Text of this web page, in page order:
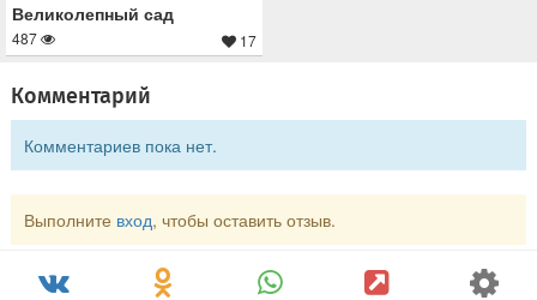
Великолепный сад
487 17
Комментарий
Комментариев пока нет.
Выполните вход, чтобы оставить отзыв.